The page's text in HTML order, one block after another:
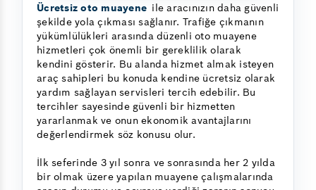
Ücretsiz oto muayene ile aracınızın daha güvenli
şekilde yola çıkması sağlanır. Trafiğe çıkmanın
yükümlülükleri arasında düzenli oto muayene
hizmetleri çok önemli bir gereklilik olarak
kendini gösterir. Bu alanda hizmet almak isteyen
araç sahipleri bu konuda kendine ücretsiz olarak
yardım sağlayan servisleri tercih edebilir. Bu
tercihler sayesinde güvenli bir hizmetten
yararlanmak ve onun ekonomik avantajlarını
değerlendirmek söz konusu olur.
İlk seferinde 3 yıl sonra ve sonrasında her 2 yılda
bir olmak üzere yapılan muayene çalışmalarında